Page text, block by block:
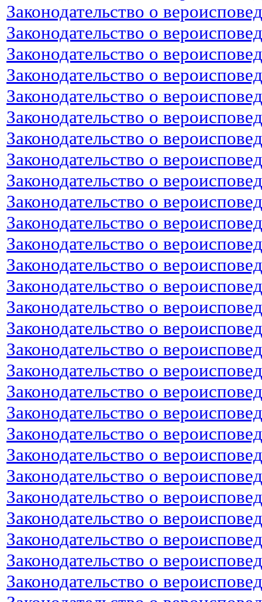
Законодательство о
Законодательство о
Законодательство о
Законодательство о
Законодательство о
Законодательство о
Законодательство о
Законодательство о
Законодательство о
Законодательство о
Законодательство о
Законодательство о
Законодательство о
Законодательство о
Законодательство о
Законодательство о
Законодательство о
Законодательство о
Законодательство о
Законодательство о
Законодательство о
Законодательство о
Законодательство о
Законодательство о
Законодательство о
Законодательство о
Законодательство о
Законодательство о